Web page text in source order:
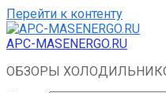
Перейти к контенту
APC-MASENERGO.RU
ОБЗОРЫ